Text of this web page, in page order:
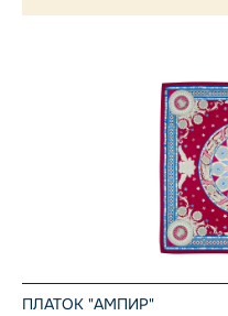
ПЛАТОК "АМПИР"